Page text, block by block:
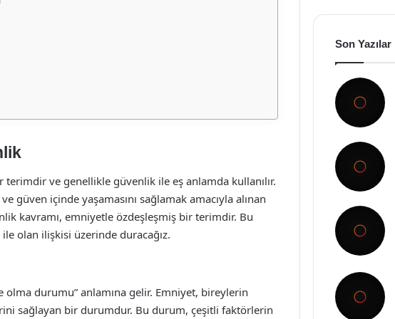
ve genellikle güvenlik ile eş anlamda kullanılır.
içinde yaşamasını sağlamak amacıyla alınan
kavramı, emniyetle özdeşleşmiş bir terimdir. Bu
olan ilişkisi üzerinde duracağız.
durumu” anlamına gelir. Emniyet, bireylerin
sağlayan bir durumdur. Bu durum, çeşitli faktörlerin
Son Yazılar